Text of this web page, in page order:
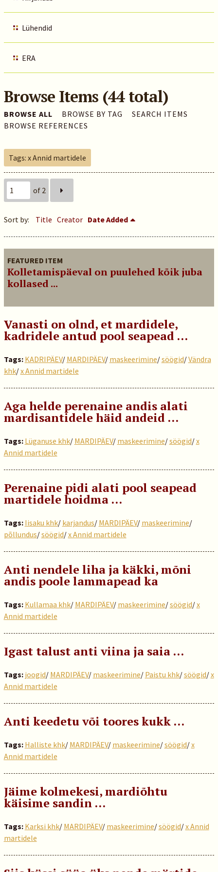
Lühendid
ERA
Browse Items (44 total)
BROWSE ALL BROWSE BY TAG
SEARCH ITEMS
BROWSE REFERENCES
Tags: x Annid martidele
of 2
Sort by: Title Creator Date Added
FEATURED ITEM
Kolletamispäeval on puulehed kõik juba
kollased ...
Vanasti on olnd, et mardidele,
kadridele antud pool seapead …
Tags: KADRIPÄEV/ MARDIPÄEV/ maskeerimine/söögid/Vändra
khk/x Annid martidele
Aga helde perenaine andis alati
mardisantidele häid andeid …
Tags: Lüganuse khk/ MARDIPÄEV/ maskeerimine/söögid/x
Annid martidele
Perenaine pidi alati pool seapead
martidele hoidma …
Tags: Iisaku khk/ karjandus/ MARDIPÄEV/ maskeerimine/
põllundus/söögid/x Annid martidele
Anti nendele liha ja käkki, mõni
andis poole lammapead ka
Tags: Kullamaa khk/ MARDIPÄEV/ maskeerimine/söögid/x
Annid martidele
Igast talust anti viina ja saia …
Tags: joogid/ MARDIPÄEV/ maskeerimine/ Paistu khk/söögid/x
Annid martidele
Anti keedetu või toores kukk …
Tags: Halliste khk/ MARDIPÄEV/ maskeerimine/söögid/x
Annid martidele
Jäime kolmekesi, mardiõhtu
käisime sandin …
Tags: Karksi khk/ MARDIPÄEV/ maskeerimine/söögid/x Annid
martidele